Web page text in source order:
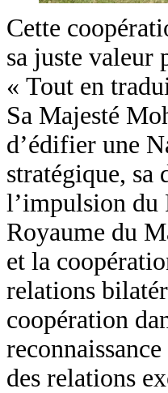
Cette
sa juste valeur
« Tout en
Sa Majesté
d’édifier une
stratégique, sa
l’impulsion du
Royaume du
et la
relations
coopération
des relations